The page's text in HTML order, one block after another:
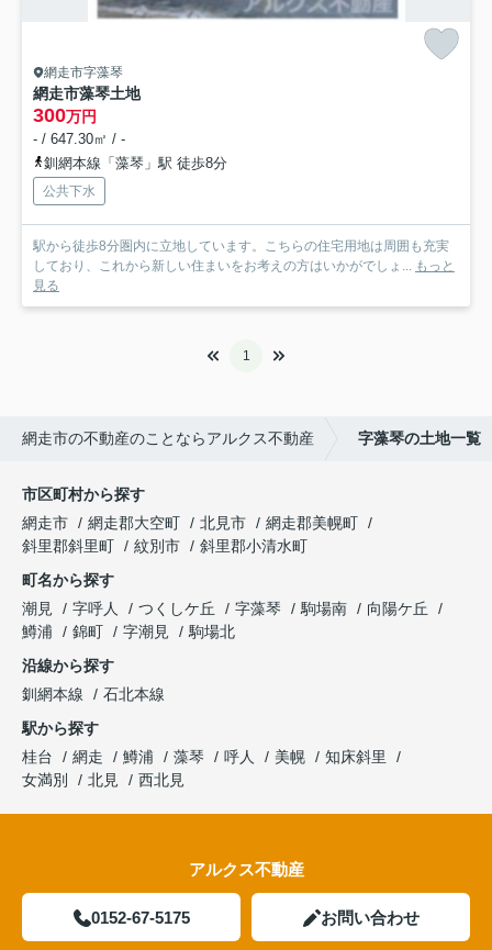
網走市字藻琴
網走市藻琴土地
300万円
- / 647.30㎡ / -
釧網本線「藻琴」駅 徒歩8分
公共下水
駅から徒歩8分圏内に立地しています。こちらの住宅用地は周囲も充実
しており、これから新しい住まいをお考えの方はいかがでしょ... もっと
見る
1
網走市の不動産のことならアルクス不動産 字藻琴の土地一覧
市区町村から探す
網走市
網走郡大空町 北見市
網走郡美幌町
斜里郡斜里町
紋別市
斜里郡小清水町
町名から探す
潮見
字呼人 つくしケ丘 字藻琴 駒場南
向陽ケ丘
鱒浦
錦町 字潮見
駒場北
沿線から探す
釧網本線
石北本線
駅から探す
桂台
網走 鱒浦 藻琴 呼人 美幌
知床斜里
女満別
北見 西北見
アルクス不動産
0152-67-5175 お問い合わせ